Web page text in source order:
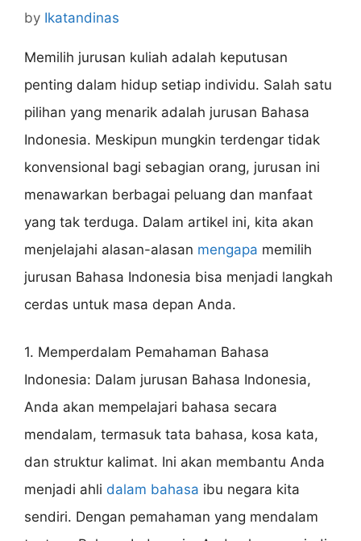
by Ikatandinas
Memilih jurusan kuliah adalah keputusan
penting dalam hidup setiap individu. Salah satu
pilihan yang menarik adalah jurusan Bahasa
Indonesia. Meskipun mungkin terdengar tidak
konvensional bagi sebagian orang, jurusan ini
menawarkan berbagai peluang dan manfaat
yang tak terduga. Dalam artikel ini, kita akan
menjelajahi alasan-alasan mengapa memilih
jurusan Bahasa Indonesia bisa menjadi langkah
cerdas untuk masa depan Anda.
1. Memperdalam Pemahaman Bahasa
Indonesia: Dalam jurusan Bahasa Indonesia,
Anda akan mempelajari bahasa secara
mendalam, termasuk tata bahasa, kosa kata,
dan struktur kalimat. Ini akan membantu Anda
menjadi ahli dalam bahasa ibu negara kita
sendiri. Dengan pemahaman yang mendalam